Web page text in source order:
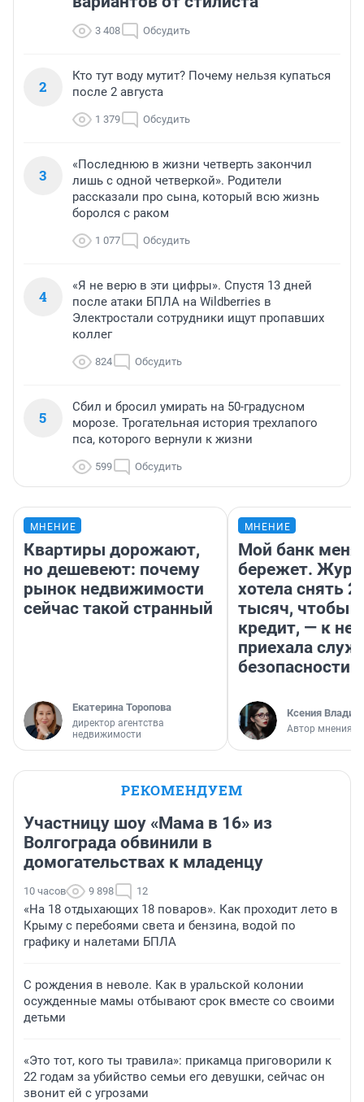
3 408 Обсудить
2
Кто тут воду мутит? Почему нельзя купаться
после 2 августа
1 379 Обсудить
3
«Последнюю в жизни четверть закончил
лишь с одной четверкой». Родители
рассказали про сына, который всю жизнь
боролся с раком
1 077 Обсудить
4
«Я не верю в эти цифры». Спустя 13 дней
после атаки БПЛА на Wildberries в
Электростали сотрудники ищут пропавших
коллег
824 Обсудить
5
Сбил и бросил умирать на 50-градусном
морозе. Трогательная история трехлапого
пса, которого вернули к жизни
599 Обсудить
МНЕНИЕ
Квартиры дорожают,
но дешевеют: почему
рынок недвижимости
сейчас такой странный
Екатерина Торопова
директор агентства
недвижимости
МНЕНИЕ
Мой банк меня
бережет.
хотела снять
тысяч, чтобы
кредит, — к
приехала
безопасности
Ксения
Автор мнения
РЕКОМЕНДУЕМ
Участницу шоу «Мама в 16» из
Волгограда обвинили в
домогательствах к младенцу
10 часов 9 898 12
«На 18 отдыхающих 18 поваров». Как проходит лето в
Крыму с перебоями света и бензина, водой по
графику и налетами БПЛА
С рождения в неволе. Как в уральской колонии
осужденные мамы отбывают срок вместе со своими
детьми
«Это тот, кого ты травила»: прикамца приговорили к
22 годам за убийство семьи его девушки, сейчас он
звонит ей с угрозами